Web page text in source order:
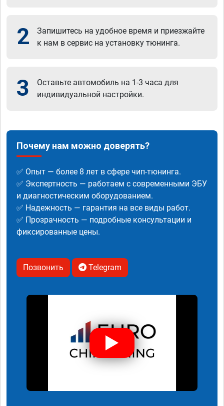
2
Запишитесь на удобное время и приезжайте
к нам в сервис на установку тюнинга.
3
Оставьте автомобиль на 1-3 часа для
индивидуальной настройки.
Почему нам можно доверять?
✅ Опыт — более 8 лет в сфере чип-тюнинга.
✅ Экспертность — работаем с современными ЭБУ
и диагностическим оборудованием.
✅ Надежность — гарантия на все виды работ.
✅ Прозрачность — подробные консультации и
фиксированные цены.
Позвонить Telegram